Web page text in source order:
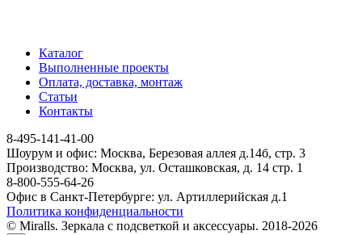
Каталог
Выполненные проекты
Оплата, доставка, монтаж
Статьи
Контакты
8-495-141-41-00
Шоурум и офис: Москва, Березовая аллея д.14б, стр. 3
Производство: Москва, ул. Осташковская, д. 14 стр. 1
8-800-555-64-26
Офис в Санкт-Петербурге: ул. Артиллерийская д.1
Политика конфиденциальности
© Miralls. Зеркала с подсветкой и аксессуары. 2018-2026